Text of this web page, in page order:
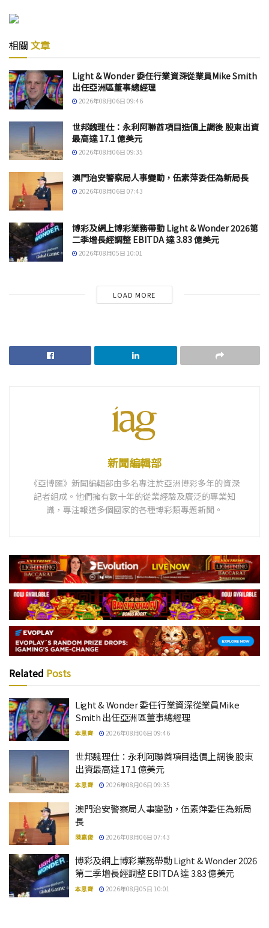
相關 文章
Light & Wonder 委任行業資深從業員Mike Smith
出任亞洲區董事總經理
2026年08月06日 09:46
世邦魏理仕：永利阿聯酋項目造價上調後 股東出資
最高達 17.1 億美元
2026年08月06日 09:35
澳門治安警察局人事變動，伍素萍委任為新局長
2026年08月06日 07:43
博彩及網上博彩業務帶動 Light & Wonder 2026第
二季增長經調整 EBITDA 達 3.83 億美元
2026年08月05日 10:01
LOAD MORE
新聞編輯部
《亞博匯》新聞編輯部由多名專注於亞洲博彩多年的資深
記者組成。他們擁有數十年的從業經驗及廣泛的專業知
識，專注報道多個國家的各種博彩類專題新聞。
Related Posts
Light & Wonder 委任行業資深從業員Mike
Smith 出任亞洲區董事總經理
本思齊 2026年08月06日 09:46
世邦魏理仕：永利阿聯酋項目造價上調後 股東
出資最高達 17.1 億美元
本思齊 2026年08月06日 09:35
澳門治安警察局人事變動，伍素萍委任為新局
長
陳嘉俊 2026年08月06日 07:43
博彩及網上博彩業務帶動 Light & Wonder 2026
第二季增長經調整 EBITDA 達 3.83 億美元
本思齊 2026年08月05日 10:01